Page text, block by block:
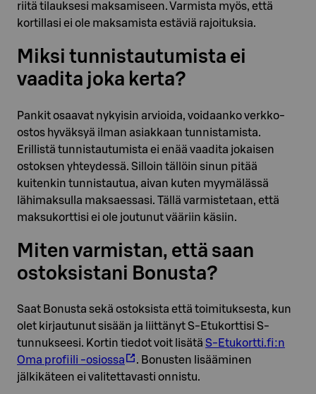
riitä tilauksesi maksamiseen. Varmista myös, että
kortillasi ei ole maksamista estäviä rajoituksia.
Miksi tunnistautumista ei
vaadita joka kerta?
Pankit osaavat nykyisin arvioida, voidaanko verkko-
ostos hyväksyä ilman asiakkaan tunnistamista.
Erillistä tunnistautumista ei enää vaadita jokaisen
ostoksen yhteydessä. Silloin tällöin sinun pitää
kuitenkin tunnistautua, aivan kuten myymälässä
lähimaksulla maksaessasi. Tällä varmistetaan, että
maksukorttisi ei ole joutunut vääriin käsiin.
Miten varmistan, että saan
ostoksistani Bonusta?
Saat Bonusta sekä ostoksista että toimituksesta, kun
olet kirjautunut sisään ja liittänyt S-Etukorttisi S-
tunnukseesi. Kortin tiedot voit lisätä S-Etukortti.fi:n
Oma profiili -osiossa
. Bonusten lisääminen
jälkikäteen ei valitettavasti onnistu.